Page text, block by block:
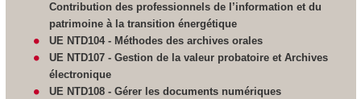
Contribution des professionnels de l’information et du
patrimoine à la transition énergétique
UE NTD104 - Méthodes des archives orales
UE NTD107 - Gestion de la valeur probatoire et Archives
électronique
UE NTD108 - Gérer les documents numériques